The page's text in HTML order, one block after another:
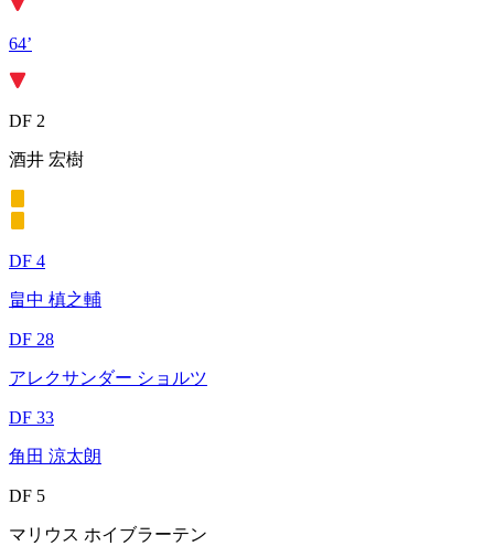
64’
DF 2
酒井 宏樹
DF 4
畠中 槙之輔
DF 28
アレクサンダー ショルツ
DF 33
角田 涼太朗
DF 5
マリウス ホイブラーテン